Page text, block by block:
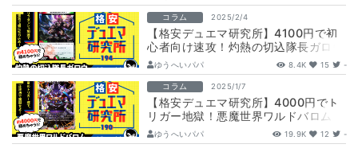
コラム 2025/2/4
【格安デュエマ研究所】4100円で初
心者向け速攻！灼熱の切込隊長ガロウ
ゆうへいパパ 8.4K 15 -
コラム 2025/1/7
【格安デュエマ研究所】4000円でト
リガー地獄！悪魔世界ワルドバロム
ゆうへいパパ 19.9K 12 -